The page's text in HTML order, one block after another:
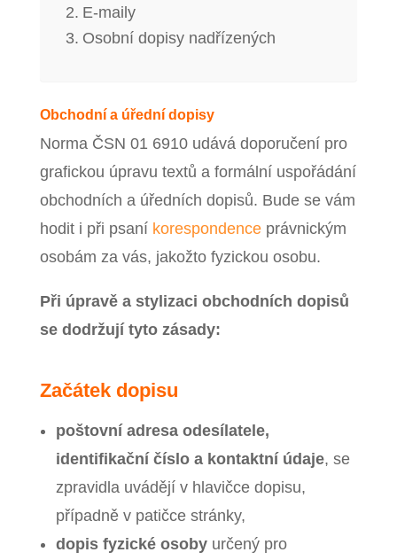
E‑maily
Osobní dopisy nadřízených
Obchodní a úřední dopisy
Norma ČSN 01 6910 udává doporučení pro
grafickou úpravu textů a formální uspořádání
obchodních a úředních dopisů. Bude se vám
hodit i při psaní korespondenceprávnickým
osobám za vás, jakožto fyzickou osobu.
Při úpravě a stylizaci obchodních dopisů
se dodržují tyto zásady:
Začátek dopisu
poštovní adresa odesílatele,
identifikační číslo a kontaktní údaje, se
zpravidla uvádějí v hlavičce dopisu,
případně v patičce stránky,
dopis fyzické osobyurčený pro